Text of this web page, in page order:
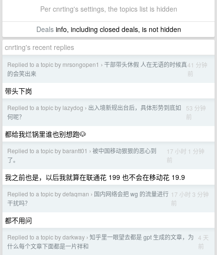
Per cnrting's settings, the topics list is hidden
Dealsinfo, including closed deals, is not hidden
cnrting's recent replies
Replied to a topic by mrsongopen1 › 干部带头休假 人在无语的时候真
的会笑出来
41 分钟
前
带头下岗
Replied to a topic by lazydog › 出入境新规出台后，具体形势到底如
何呢？
53 分钟
前
都给我烂锅里谁也别想跑🐶
Replied to a topic by barantt01 › 被中国移动狠狠的恶心到
了。
17 小时 1 分钟
前
我之前也是，以后我就算在联通花 199 也不会在移动花 19.9
Replied to a topic by defaqman › 国内网络会把 wg 的流量进行
干扰吗？
17 小时 3 分钟
前
都不用问
Replied to a topic by darkway › 知乎里一眼望去都是 gpt 生成的文章，为
什么每个文章下面都是一片祥和
4 天
前